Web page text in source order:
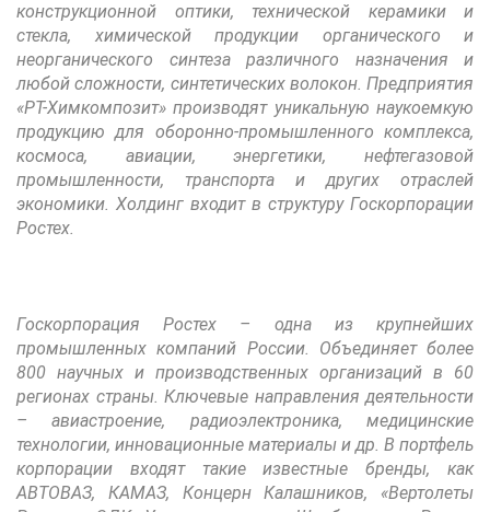
конструкционной оптики, технической керамики и
стекла, химической продукции органического и
неорганического синтеза различного назначения и
любой сложности, синтетических волокон. Предприятия
«РТ-Химкомпозит» производят уникальную наукоемкую
продукцию для оборонно-промышленного комплекса,
космоса, авиации, энергетики, нефтегазовой
промышленности, транспорта и других отраслей
экономики. Холдинг входит в структуру Госкорпорации
Ростех.
Госкорпорация Ростех – одна из крупнейших
промышленных компаний России. Объединяет более
800 научных и производственных организаций в 60
регионах страны. Ключевые направления деятельности
– авиастроение, радиоэлектроника, медицинские
технологии, инновационные материалы и др. В портфель
корпорации входят такие известные бренды, как
АВТОВАЗ, КАМАЗ, Концерн Калашников, «Вертолеты